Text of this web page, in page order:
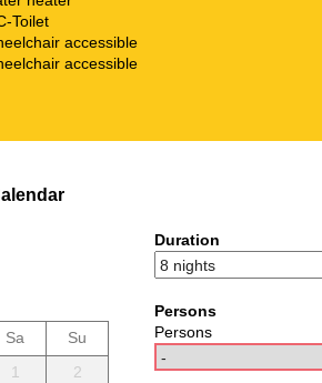
Toilet
accessible
accessible
Sa
Su
1
2
Duration
Persons
Persons